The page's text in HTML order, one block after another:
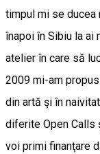
timpul mi se ducea
înapoi în Sibiu la ai
atelier în care să
2009 mi-am
din artă şi în
diferite Open Calls
voi primi finanţare